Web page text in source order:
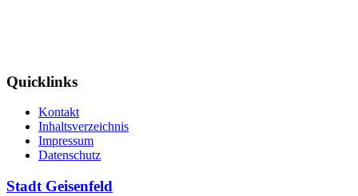
Quicklinks
Kontakt
Inhaltsverzeichnis
Impressum
Datenschutz
Stadt Geisenfeld